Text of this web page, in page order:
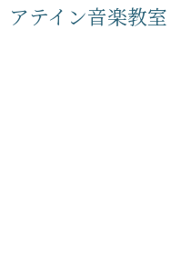
アテイン音楽教室